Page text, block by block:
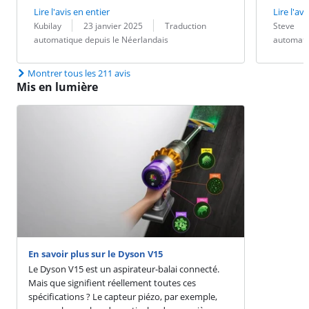
Lire l'avis en entier
Évaluation par :
Kubilay
Date : 23 janvier 2025
Traduction :
Traduction
automatique depuis le Néerlandais
Lire
Évaluation
Steve
Date :
Traduction :
Montrer tous les 211 avis
Mis en lumière
En savoir plus sur le Dyson V15
Le Dyson V15 est un aspirateur-balai connecté.
Mais que signifient réellement toutes ces
spécifications ? Le capteur piézo, par exemple,